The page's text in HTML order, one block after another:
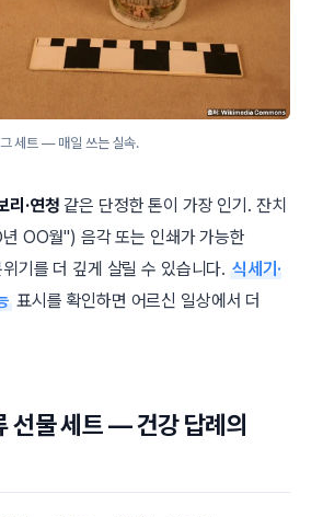
세트 — 매일 쓰는 실속.
리·연청 같은 단정한 톤이 가장 인기. 잔치
년 OO월 ) 음각 또는 인쇄가 가능한
기를 더 깊게 살릴 수 있습니다. 식세기·
표시를 확인하면 어르신 일상에서 더
선물 세트 — 건강 답례의